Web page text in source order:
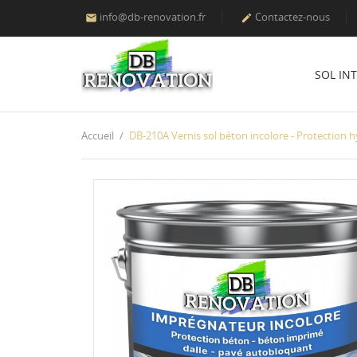
 info@db-renovation.fr  Contactez-nous
SOL
Accueil DB-210A Vernis sol béton incolore - Protection